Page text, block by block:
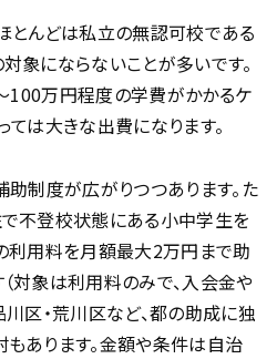
とんどは私立の無認可校である
象にならないことが多いです。
100万円程度の学費がかかるケ
ては大きな出費になります。
助制度が広がりつつあります。た
不登校状態にある小中学生を
利用料を月額最大2万円まで助
対象は利用料のみで、入会金や
川区・荒川区など、都の助成に独
あります。金額や条件は自治